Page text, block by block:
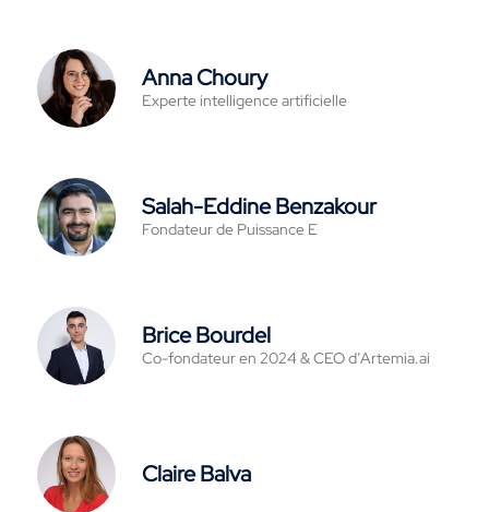
Anna Choury
Experte intelligence artificielle
Salah-Eddine Benzakour
Fondateur de Puissance E
Brice Bourdel
Co-fondateur en 2024 & CEO d’Artemia.ai
Claire Balva